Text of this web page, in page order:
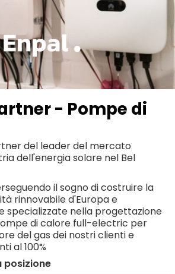
- Pompe di
del leader del mercato
dell'energia solare nel Bel
il sogno di costruire la
rinnovabile d'Europa e
specializzate nella progettazione
di calore full-electric per
del gas dei nostri clienti e
al 100%
posizione